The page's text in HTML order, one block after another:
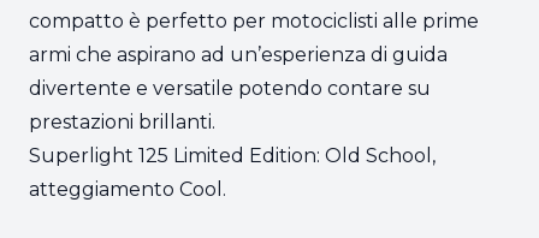
compatto è perfetto per motociclisti alle prime
armi che aspirano ad un’esperienza di guida
divertente e versatile potendo contare su
prestazioni brillanti.
Superlight 125 Limited Edition: Old School,
atteggiamento Cool.